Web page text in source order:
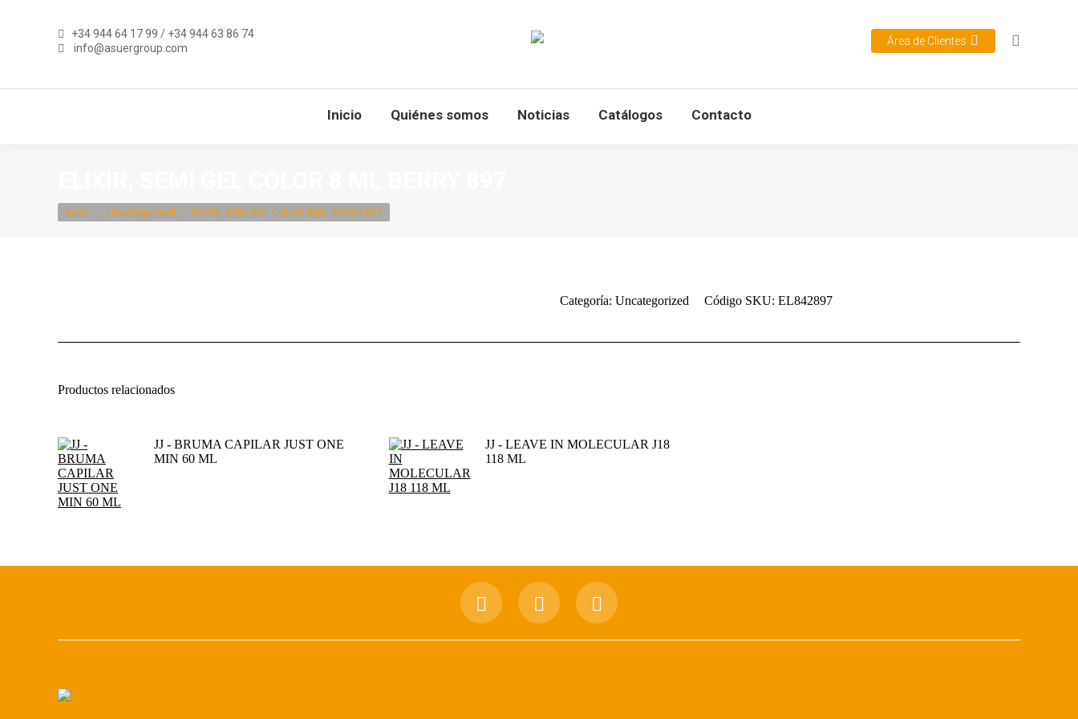
+34 944 64 17 99 / +34 944 63 86 74
info@asuergroup.com
Área de Clientes
Inicio Quiénes somos Noticias Catálogos Contacto
Estás aquí:
Inicio Uncategorized ELIXIR, SEMI GEL COLOR 8 ML BERRY 897
Categoría: Uncategorized Código SKU: EL842897
Productos relacionados
JJ - BRUMA CAPILAR JUST ONE
MIN 60 ML
JJ - LEAVE IN MOLECULAR J18
118 ML